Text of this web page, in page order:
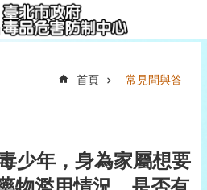
首頁 常見問與答
少年，身為家屬想要